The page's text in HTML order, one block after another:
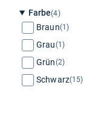
Farbe(4)
Braun(1)
Grau(1)
Grün(2)
Schwarz(15)